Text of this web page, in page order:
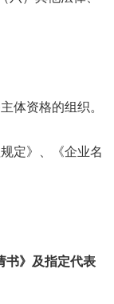
体资格的组织。
定》、《企业名
书》及指定代表